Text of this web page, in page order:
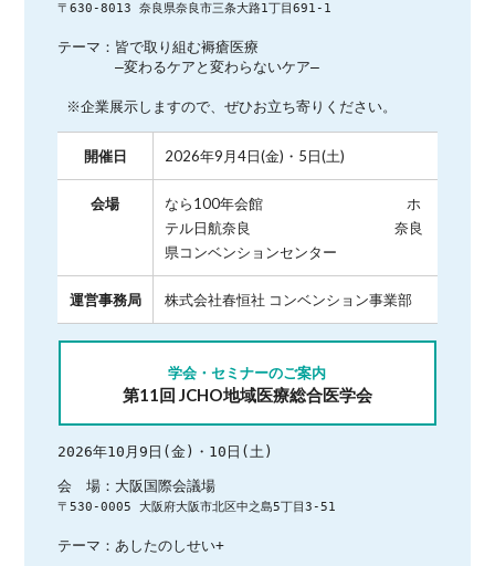
テーマ：皆で取り組む褥瘡医療
―変わるケアと変わらないケア―
※企業展示しますので、ぜひお立ち寄りください。
開催日 2026年9月4日(金)・5日(土)
会場
なら100年会館 ホ
テル日航奈良 奈良
県コンベンションセンター
運営事務局 株式会社春恒社 コンベンション事業部
学会・セミナーのご案内
第11回 JCHO地域医療総合医学会
2026年10月9日(金)・10日(土)
会　場：大阪国際会議場
〒530-0005 大阪府大阪市北区中之島5丁目3-51
テーマ：あしたのしせい+